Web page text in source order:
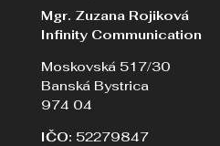
Mgr. Zuzana Rojiková
Infinity Communication
Moskovská 517/30
Banská Bystrica
974 04
IČO: 52279847